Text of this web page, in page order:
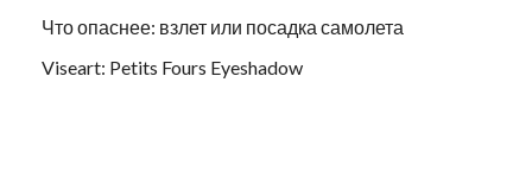
Что опаснее: взлет или посадка самолета
Viseart: Petits Fours Eyeshadow